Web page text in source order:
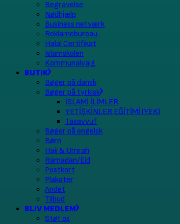
Begravelse
Nødhjælp
Business netværk
Reklamebureau
Halal Certifikat
Islamskolen
Kommunalvalg
BUTIK
Bøger på dansk
Bøger på tyrkisk
İSLAMİ İLİMLER
YETİŞKİNLER EĞİTİMİ (YEK)
Tasavvuf
Bøger på engelsk
Børn
Hajj & Umrah
Ramadan/Eid
Postkort
Plakater
Andet
Tilbud
BLIV MEDLEM
Støt os